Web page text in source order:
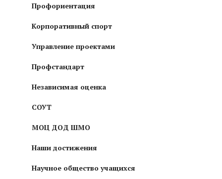
Профориентация
Корпоративный спорт
Управление проектами
Профстандарт
Независимая оценка
СОУТ
МОЦ ДОД ШМО
Наши достижения
Научное общество учащихся